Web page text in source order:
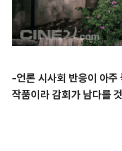
-언론 시사회 반응이 아주
작품이라 감회가 남다를